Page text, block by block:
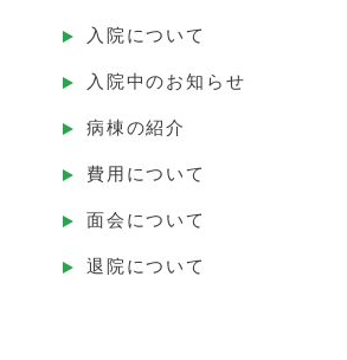
入院について
入院中のお知らせ
病棟の紹介
費用について
面会について
退院について